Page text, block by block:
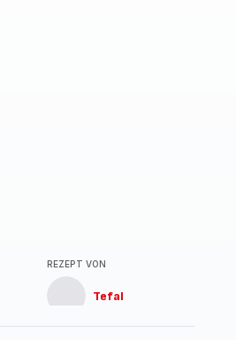
REZEPT VON
Tefal